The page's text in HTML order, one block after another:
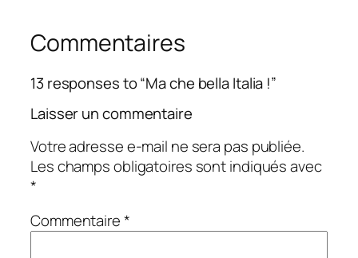
Commentaires
13 responses to “Ma che bella Italia !”
Laisser un commentaire
Votre adresse e-mail ne sera pas publiée.
Les champs obligatoires sont indiqués avec
*
Commentaire*